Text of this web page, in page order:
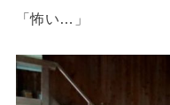
「怖い…」